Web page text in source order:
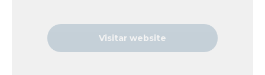
Visitar website